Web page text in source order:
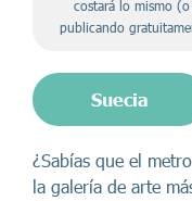
costará lo mismo
publicando
Suecia
¿Sabías que el
la galería de arte